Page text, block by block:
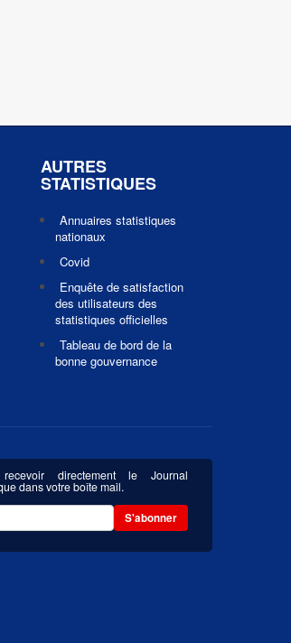
AUTRES
STATISTIQUES
Annuaires statistiques
nationaux
Covid
Enquête de satisfaction
des utilisateurs des
statistiques officielles
Tableau de bord de la
bonne gouvernance
directement le Journal
dans votre boîte mail.
S'abonner